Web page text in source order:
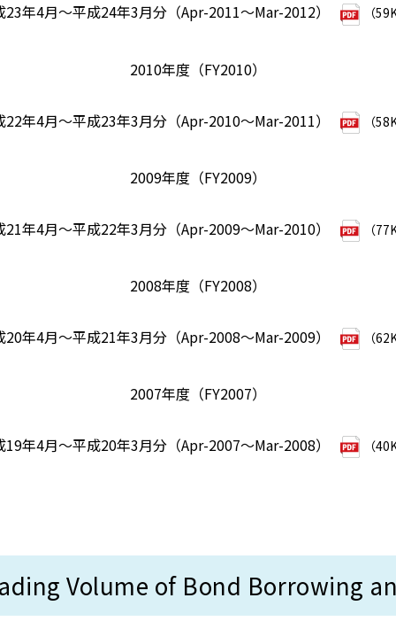
23年4月～平成24年3月分（Apr-2011～Mar-2012） （
2010年度（FY2010）
22年4月～平成23年3月分（Apr-2010～Mar-2011） （
2009年度（FY2009）
21年4月～平成22年3月分（Apr-2009～Mar-2010） （
2008年度（FY2008）
20年4月～平成21年3月分（Apr-2008～Mar-2009） （
2007年度（FY2007）
19年4月～平成20年3月分（Apr-2007～Mar-2008） （
Volume of Bond Borrowing